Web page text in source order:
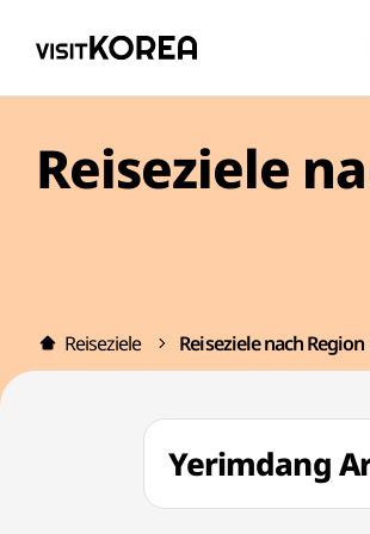
Reiseziele
Reiseziele Reiseziele nach Region
Yerimdang